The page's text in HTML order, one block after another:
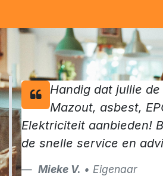
Handig dat jullie de
Mazout, asbest,
Elektriciteit aanbieden!
de snelle service en
Mieke V. • Eigenaar